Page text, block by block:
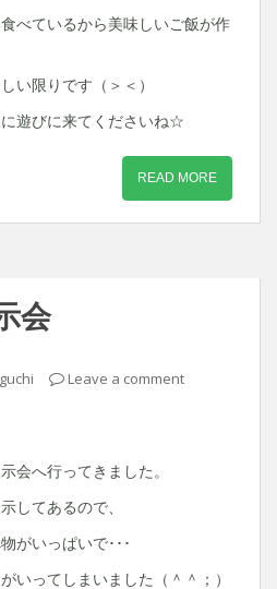
べているから美味しいご飯が作
い限りです（＞＜）
遊びに来てくださいね☆
READ MORE
会
Leave a comment
会へ行ってきました。
してあるので、
がいっぱいで･･･
いってしまいました（＾＾；）